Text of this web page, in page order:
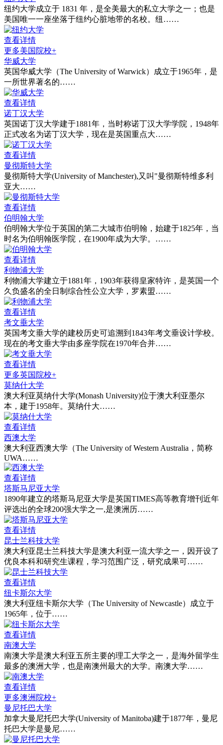
纽约大学成立于 1831 年，是全美最大的私立大学之一；也是
美国唯一一座坐落于纽约心脏地带的名校。纽……
查看详情
更多美国院校+
华威大学
英国华威大学（The University of Warwick）成立于1965年，是
一所世界著名的……
查看详情
诺丁汉大学
英国诺丁汉大学建于1881年，当时称诺丁汉大学学院，1948年
正式改名为诺丁汉大学，现在是英国重点大……
查看详情
曼彻斯特大学
曼彻斯特大学(University of Manchester),又叫"曼彻斯特维多利
亚大……
查看详情
伯明翰大学
伯明翰大学位于英国的第二大城市伯明翰，始建于1825年，当
时名为伯明翰医学院，在1900年成为大学。……
查看详情
利物浦大学
利物浦大学建立于1881年，1903年获得皇家特许，是英国一个
久负盛名的全日制综合性公立大学，罗素盟……
查看详情
考文垂大学
英国考文垂大学的建校历史可追溯到1843年考文垂设计学校。
现在的考文垂大学由多座学院在1970年合并……
查看详情
更多英国院校+
莫纳什大学
澳大利亚莫纳什大学(Monash University)位于澳大利亚墨尔
本，建于1958年。莫纳什大……
查看详情
西澳大学
澳大利亚西澳大学（The University of Western Australia，简称
UWA……
查看详情
塔斯马尼亚大学
1890年建立的塔斯马尼亚大学是英国TIMES高等教育增刊近年
评选出的全球200强大学之一,是澳洲历……
查看详情
昆士兰科技大学
澳大利亚昆士兰科技大学是澳大利亚一流大学之一，因开设了
优良本科和研究生课程，学习范围广泛，研究成果可……
查看详情
纽卡斯尔大学
澳大利亚纽卡斯尔大学（The University of Newcastle）成立于
1965年，位于……
查看详情
南澳大学
南澳大学是澳大利亚五所主要的理工大学之一，是海外留学生
最多的澳洲大学，也是南澳州最大的大学。南澳大学……
查看详情
更多澳洲院校+
曼尼托巴大学
加拿大曼尼托巴大学(University of Manitoba)建于1877年，曼尼
托巴大学是曼尼……